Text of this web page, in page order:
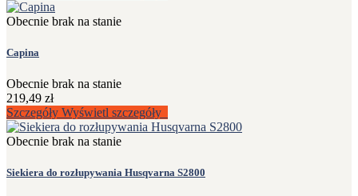
Obecnie brak na stanie
Capina
Obecnie brak na stanie
219,49 zł
Szczegóły Wyświetl szczegóły
Obecnie brak na stanie
Siekiera do rozłupywania Husqvarna S2800